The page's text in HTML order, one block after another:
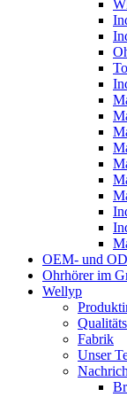
OEM- und
Ohrhörer im
Wellyp
Fabrik
Unser